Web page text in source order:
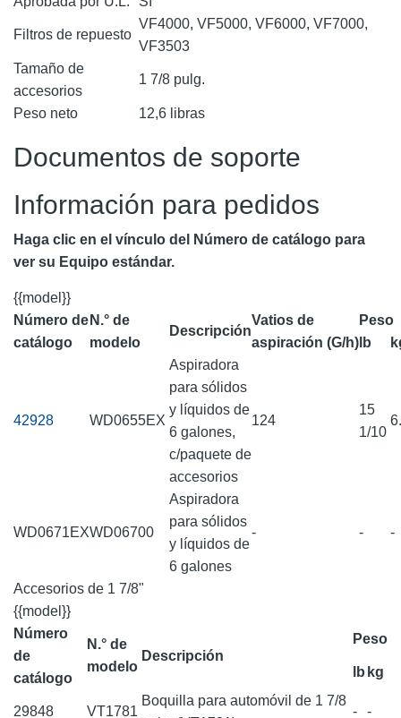
Filtros de repuesto
VF4000, VF5000, VF6000, VF7000,
VF3503
Tamaño de
accesorios
1 7/8 pulg.
Peso neto 12,6 libras
Documentos de soporte
Información para pedidos
Haga clic en el vínculo del Número de catálogo para
ver su Equipo estándar.
{{model}}
Número de
catálogo
N.° de
modelo
Descripción
Vatios de
aspiración (G/h)
Peso
lb
42928 WD0655EX
Aspiradora
para sólidos
y líquidos de
6 galones,
c/paquete de
accesorios
124
15
1/10
WD0671EXWD06700
Aspiradora
para sólidos
y líquidos de
6 galones
- - -
Accesorios de 1 7/8"
{{model}}
Número
de
catálogo
N.° de
modelo
Descripción
Peso
lb kg
29848 VT1781
Boquilla para automóvil de 1 7/8
- -